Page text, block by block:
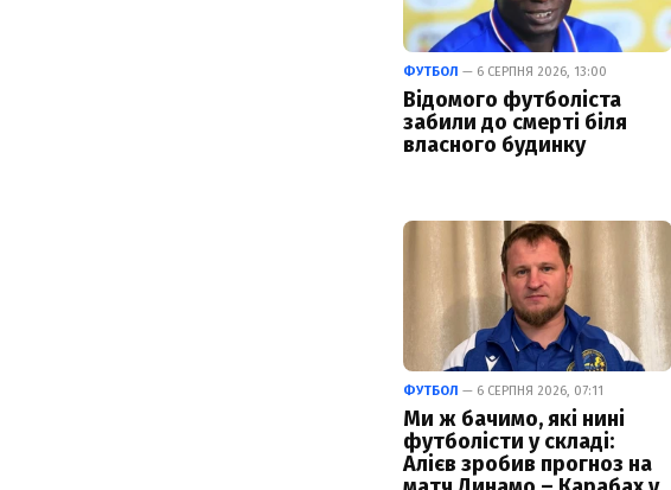
ФУТБОЛ — 6 СЕРПНЯ 2026, 13:00
Відомого футболіста
забили до смерті біля
власного будинку
ФУТБОЛ — 6 СЕРПНЯ 2026, 07:11
Ми ж бачимо, які нині
футболісти у складі:
Алієв зробив прогноз на